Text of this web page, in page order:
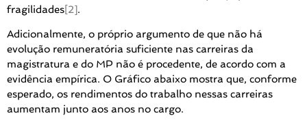
fragilidades[2].
Adicionalmente, o próprio argumento de que não há
evolução remuneratória suficiente nas carreiras da
magistratura e do MP não é procedente, de acordo com a
evidência empírica. O Gráfico abaixo mostra que, conforme
esperado, os rendimentos do trabalho nessas carreiras
aumentam junto aos anos no cargo.